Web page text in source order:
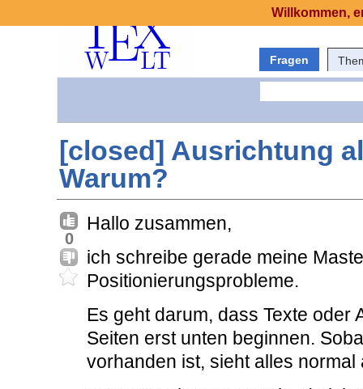
Fragen
[closed] Ausrichtung
Warum?
0
Hallo zusammen,
ich schreibe gerade meine
Positionierungsprobleme.
Es geht darum, dass Texte oder
Seiten erst unten beginnen.
vorhanden ist, sieht alles normal
Willkommen,